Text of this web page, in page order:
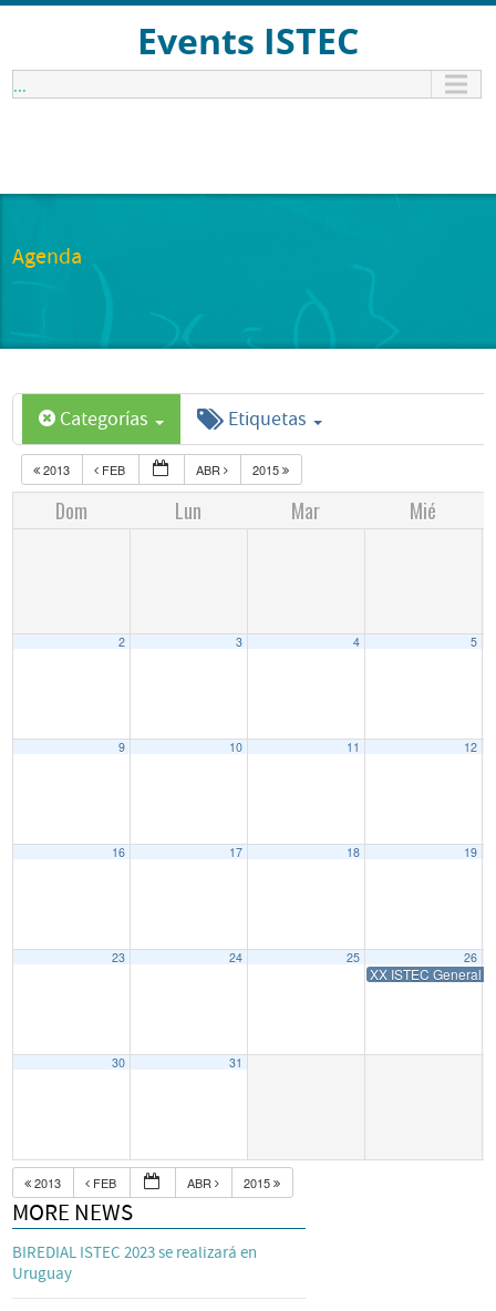
Events ISTEC
...
Agenda
Categorías Etiquetas
2013 FEB ABR 2015
Dom Lun Mar Mié
2 3 4 5
9 10 11 12
16 17 18 19
23 24 25 26
XX ISTEC General
30 31
2013 FEB ABR 2015
MORE NEWS
BIREDIAL ISTEC 2023 se realizará en
Uruguay